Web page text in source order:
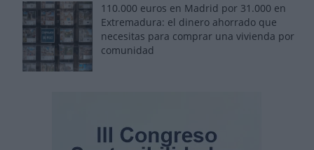
110.000 euros en Madrid por 31.000 en
Extremadura: el dinero ahorrado que
necesitas para comprar una vivienda por
comunidad